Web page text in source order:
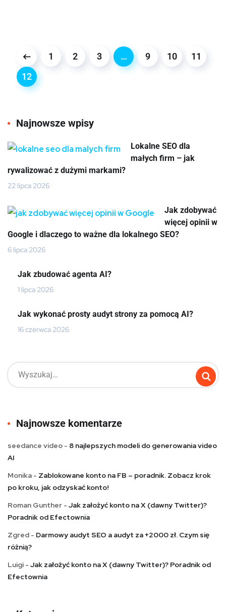
1 2 3 … 9 10
11
12
Najnowsze wpisy
Lokalne SEO dla
małych firm – jak
rywalizować z dużymi markami?
22 lipca 2026
Jak zdobywać
więcej opinii w
Google i dlaczego to ważne dla lokalnego SEO?
6 lipca 2026
Jak zbudować agenta AI?
1 lipca 2026
Jak wykonać prosty audyt strony za pomocą AI?
16 czerwca 2026
Najnowsze komentarze
seedance video - 8 najlepszych modeli do generowania video
AI
Monika - Zablokowane konto na FB – poradnik. Zobacz krok
po kroku, jak odzyskać konto!
Roman Gunther - Jak założyć konto na X (dawny Twitter)?
Poradnik od Efectownia
Zgred - Darmowy audyt SEO a audyt za +2000 zł. Czym się
różnią?
Luigi - Jak założyć konto na X (dawny Twitter)? Poradnik od
Efectownia